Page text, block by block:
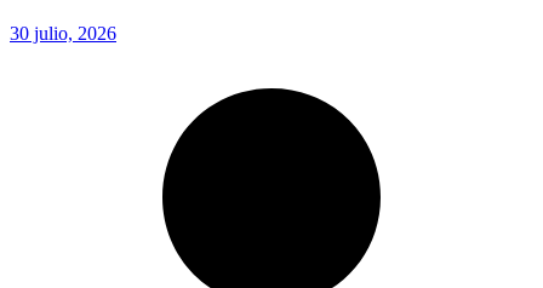
30 julio, 2026